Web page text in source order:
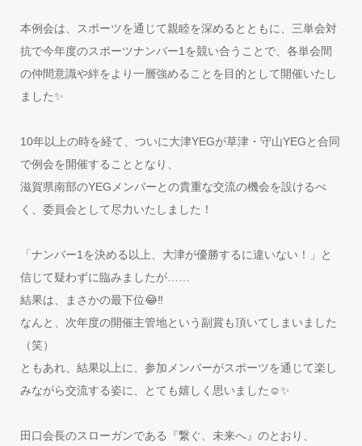
本例会は、スポーツを通じて親睦を深めるとともに、三単会対
抗で今年度のスポーツナンバー1を競い合うことで、各単会間
の仲間意識や絆をより一層強めることを目的として開催いたし
ました✨
10年以上の時を経て、ついに大津YEGが草津・守山YEGと合同
で例会を開催することとなり、
滋賀県南部のYEGメンバーとの貴重な交流の機会を設けるべ
く、委員会として尽力いたしました！
「ナンバー1を決める以上、大津が優勝するに違いない！」と
信じて疑わずに臨みましたが……
結果は、まさかの最下位😂‼️
なんと、次年度の開催主管地という副賞も頂いてしまいました
（笑）
ともあれ、結果以上に、参加メンバーがスポーツを通じて楽し
みながら交流する姿に、とても嬉しく思いました☺️✨
田口会長のスローガンである『繋ぐ、未来へ』のとおり、